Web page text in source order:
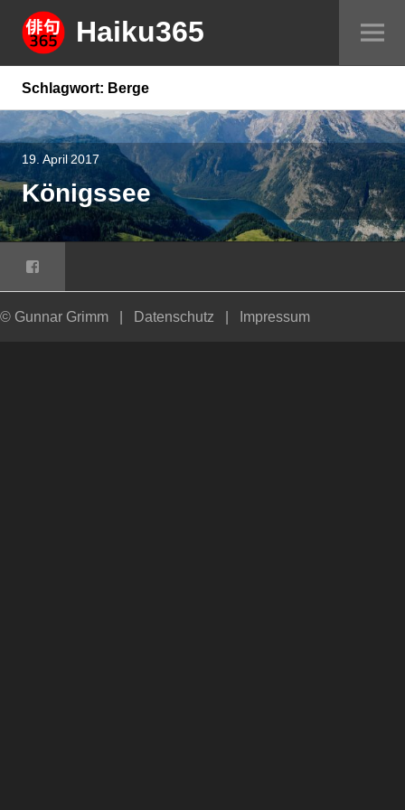
Springe
zum
Inhalt
Haiku365
Schlagwort: Berge
19. April 2017
Königssee
Facebook
© Gunnar Grimm | Datenschutz | Impressum